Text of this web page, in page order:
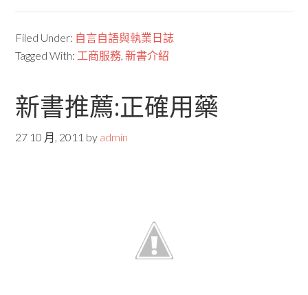
Filed Under: 自言自語與執業日誌
Tagged With: 工商服務,新書介紹
新書推薦:正確用藥
27 10 月, 2011 by admin